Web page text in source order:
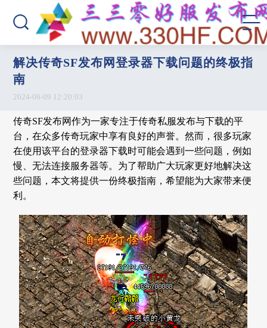
解决传奇SF发布网登录器下载问题的终极指
南
2024-06-09 12:20:03
传奇SF发布网作为一家专注于传奇私服发布与下载的平
台，在众多传奇玩家中享有良好的声誉。然而，很多玩家
在使用该平台的登录器下载时可能会遇到一些问题，例如
慢、无法连接服务器等。为了帮助广大玩家更好地解决这
些问题，本文将提供一份终极指南，希望能为大家带来便
利。